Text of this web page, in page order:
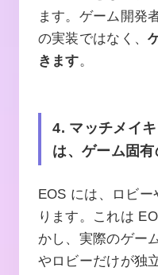
ます。ゲーム開発
の実装ではなく、
きます。
4. マッチメイ
は、ゲーム固
EOS には、ロビ
ります。これは
かし、実際のゲー
やロビーだけが独